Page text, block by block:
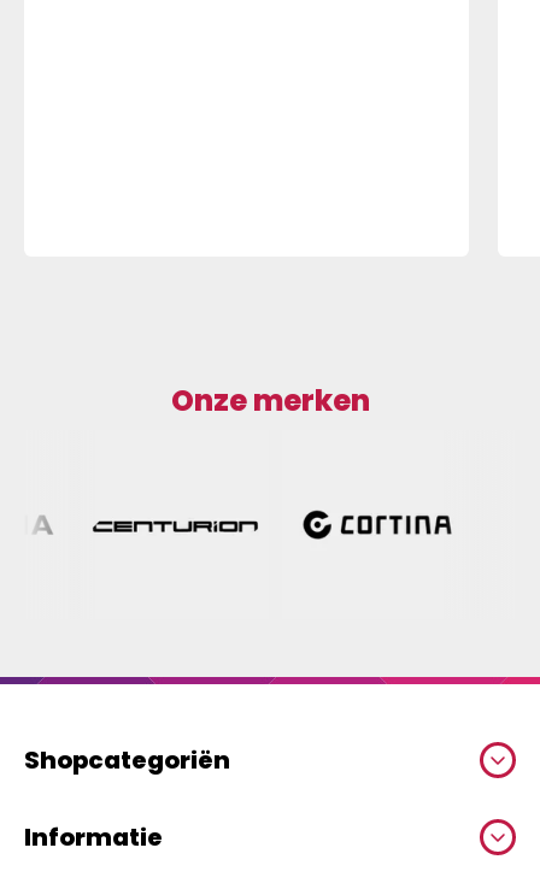
Onze merken
Shopcategoriën
Informatie